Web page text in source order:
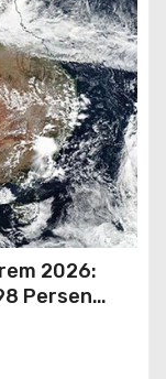
2026:
Persen